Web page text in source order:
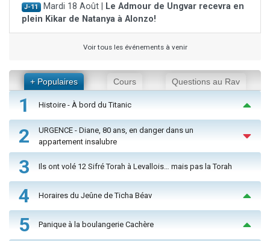
J-11 Mardi 18 Août |
Le Admour de Ungvar recevra en
plein Kikar de Natanya à Alonzo!
Voir tous les événements à venir
+ Populaires Cours Questions au Rav
1 Histoire - À bord du Titanic
2
URGENCE - Diane, 80 ans, en danger dans un
appartement insalubre
3 Ils ont volé 12 Sifré Torah à Levallois… mais pas la Torah
4 Horaires du Jeûne de Ticha Béav
5 Panique à la boulangerie Cachère